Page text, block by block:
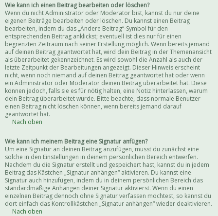
Wie kann ich einen Beitrag bearbeiten oder löschen?
Wenn du nicht Administrator oder Moderator bist, kannst du nur deine
eigenen Beiträge bearbeiten oder löschen. Du kannst einen Beitrag
bearbeiten, indem du das „Ändere Beitrag“-Symbol für den
entsprechenden Beitrag anklickst; eventuell ist dies nur für einen
begrenzten Zeitraum nach seiner Erstellung möglich. Wenn bereits jemand
auf deinen Beitrag geantwortet hat, wird dein Beitrag in der Themenansicht
als überarbeitet gekennzeichnet. Es wird sowohl die Anzahl als auch der
letzte Zeitpunkt der Bearbeitungen angezeigt. Dieser Hinweis erscheint
nicht, wenn noch niemand auf deinen Beitrag geantwortet hat oder wenn
ein Administrator oder Moderator deinen Beitrag überarbeitet hat. Diese
können jedoch, falls sie es für nötig halten, eine Notiz hinterlassen, warum
dein Beitrag überarbeitet wurde. Bitte beachte, dass normale Benutzer
einen Beitrag nicht löschen können, wenn bereits jemand darauf
geantwortet hat.
Nach oben
Wie kann ich meinem Beitrag eine Signatur anfügen?
Um eine Signatur an deinen Beitrag anzufügen, musst du zunächst eine
solche in den Einstellungen in deinem persönlichen Bereich entwerfen.
Nachdem du die Signatur erstellt und gespeichert hast, kannst du in jedem
Beitrag das Kästchen „Signatur anhängen“ aktivieren. Du kannst eine
Signatur auch hinzufügen, indem du in deinem persönlichen Bereich das
standardmäßige Anhängen deiner Signatur aktivierst. Wenn du einen
einzelnen Beitrag dennoch ohne Signatur verfassen möchtest, so kannst du
dort einfach das Kontrollkästchen „Signatur anhängen“ wieder deaktivieren.
Nach oben